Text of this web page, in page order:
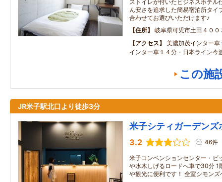
ストイレが付いたビジネスホテル
ん安さを追求した簡易宿泊所タイ
合わせてお選びいただけます♪
住所
岐阜県可児市土田４００
アクセス
美濃加茂インター
インター車１４分・日本ライン今
この施
JR米子駅北口より徒歩3分
米子シティガーデンズ
3.2 46件
米子コンベンションセンター・ビ
や水木しげるロードへ車で30分 1
や観光に便利です！ 全室シモン